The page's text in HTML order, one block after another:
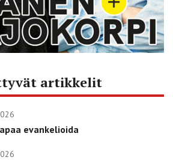
artikkelit
evankelioida